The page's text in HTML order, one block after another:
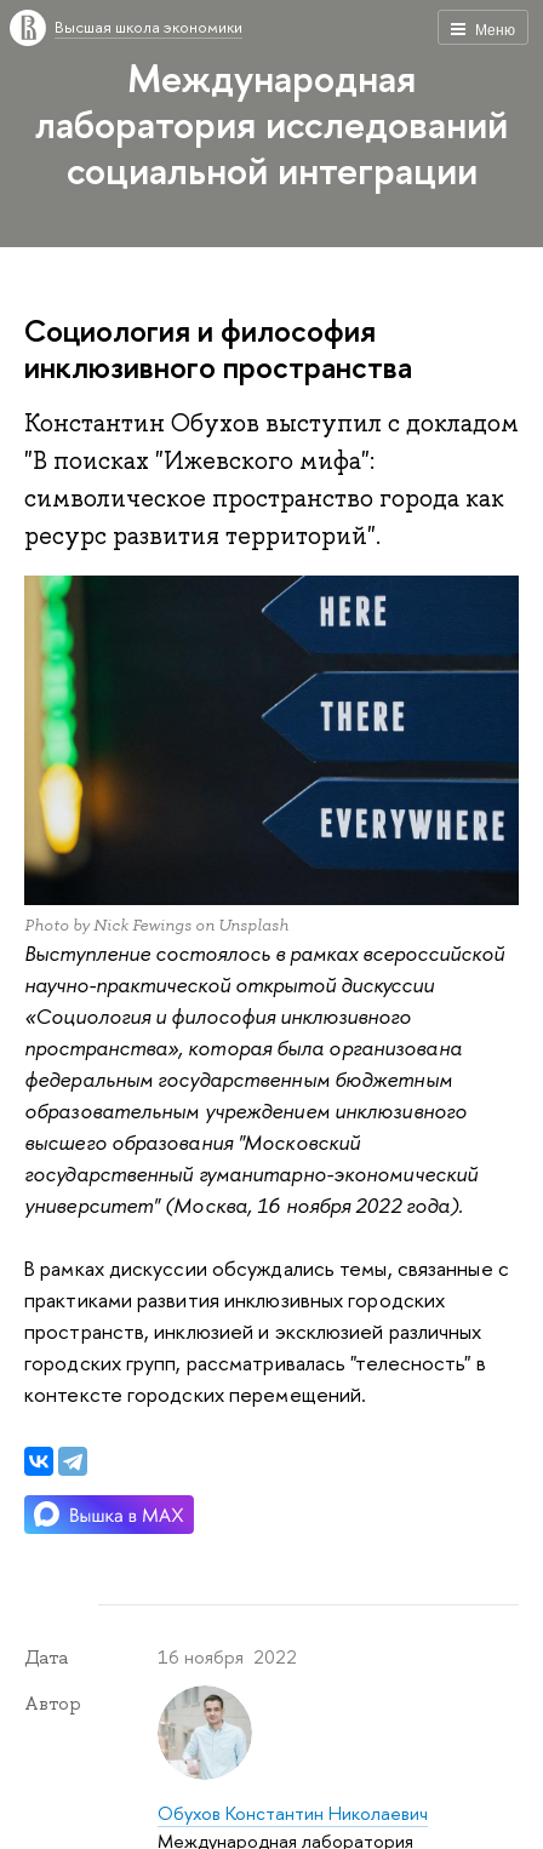
Меню
Высшая школа экономики
Международная
лаборатория исследований
социальной интеграции
Социология и философия
инклюзивного пространства
Константин Обухов выступил с докладом
"В поисках "Ижевского мифа":
символическое пространство города как
ресурс развития территорий".
Photo by Nick Fewings on Unsplash
Выступление состоялось в рамках всероссийской
научно-практической открытой дискуссии
«Социология и философия инклюзивного
пространства», которая была организована
федеральным государственным бюджетным
образовательным учреждением инклюзивного
высшего образования "Московский
государственный гуманитарно-экономический
университет" (Москва, 16 ноября 2022 года).
В рамках дискуссии обсуждались темы, связанные с
практиками развития инклюзивных городских
пространств, инклюзией и эксклюзией различных
городских групп, рассматривалась "телесность" в
контексте городских перемещений.
Дата 16 ноября 2022
Автор
Обухов Константин Николаевич
Международная лаборатория